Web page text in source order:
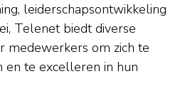
leiderschapsontwikkeling
Telenet biedt diverse
medewerkers om zich te
te excelleren in hun